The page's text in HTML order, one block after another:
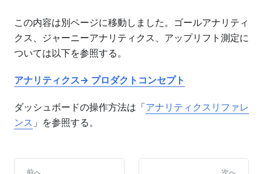
この内容は別ページに移動しました。ゴールアナリティ
クス、ジャーニーアナリティクス、アップリフト測定に
ついては以下を参照する。
アナリティクス→ プロダクトコンセプト
ダッシュボードの操作方法は「アナリティクスリファレ
ンス 」を参照する。